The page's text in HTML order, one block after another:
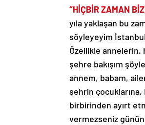
“HİÇBİR ZAMAN
yıla yaklaşan bu
söyleyeyim
Özellikle
şehre bakışım
annem, babam,
şehrin çocuklarına,
birbirinden ayırt
vermezseniz